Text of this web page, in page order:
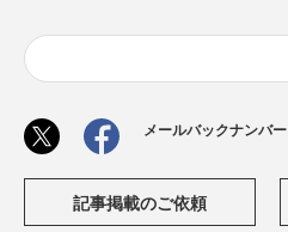
メールバックナンバー
記事掲載のご依頼